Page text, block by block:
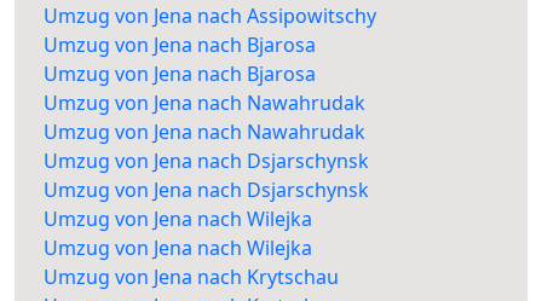
Umzug von Jena nach Assipowitschy
Umzug von Jena nach Bjarosa
Umzug von Jena nach Bjarosa
Umzug von Jena nach Nawahrudak
Umzug von Jena nach Nawahrudak
Umzug von Jena nach Dsjarschynsk
Umzug von Jena nach Dsjarschynsk
Umzug von Jena nach Wilejka
Umzug von Jena nach Wilejka
Umzug von Jena nach Krytschau